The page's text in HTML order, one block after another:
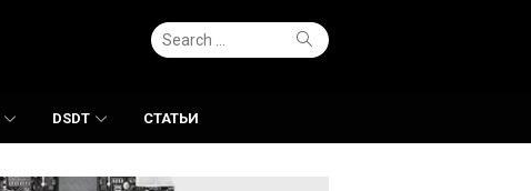
Search
for:
Search
DSDT СТАТЬИ